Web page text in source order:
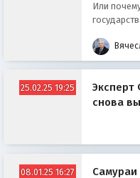
Или
25.02.25 19:25
снова
08.01.25 16:27